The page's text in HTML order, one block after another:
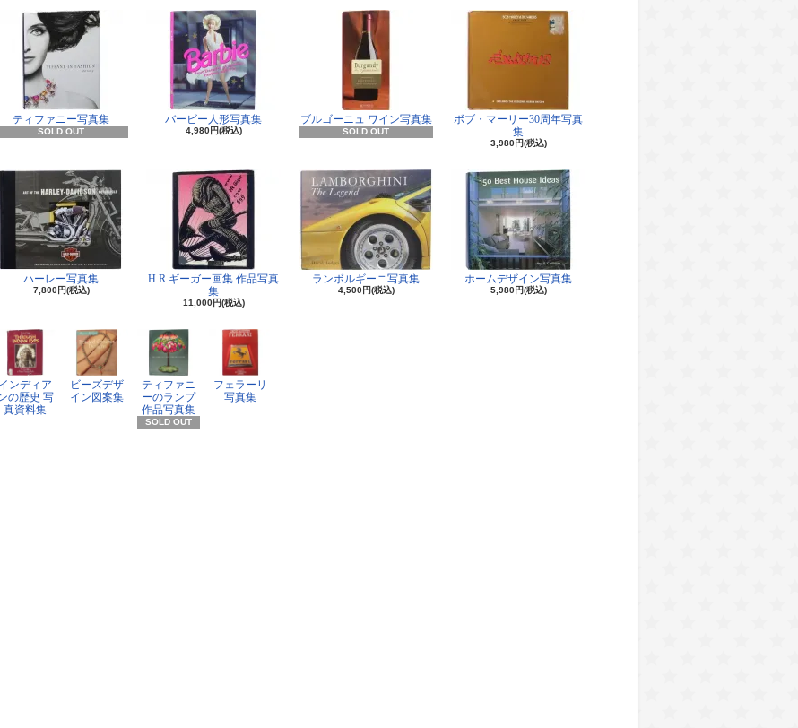
ティファニー写真集
SOLD OUT
バービー人形写真集
4,980円(税込)
ブルゴーニュ ワイン写真集
SOLD OUT
ボブ・マーリー30周年写真
集
3,980円(税込)
ハーレー写真集
7,800円(税込)
H.R.ギーガー画集 作品写真
集
11,000円(税込)
ランボルギーニ写真集
4,500円(税込)
ホームデザイン写真集
5,980円(税込)
インディア
の歴史 写
真資料集
ビーズデザ
イン図案集
ティファニ
ーのランプ
作品写真集
SOLD OUT
フェラーリ
写真集